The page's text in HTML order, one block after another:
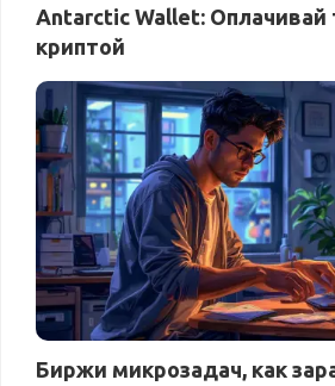
Antarctic Wallet: Оплачивай
криптой
Биржи микрозадач, как